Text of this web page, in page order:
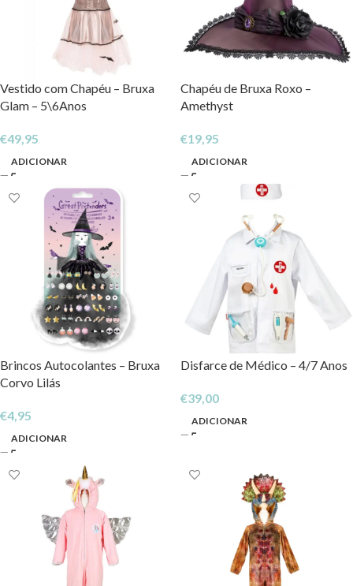
Vestido com Chapéu – Bruxa
Glam – 5\6Anos
€49,95
ADICIONAR
Chapéu de Bruxa Roxo –
Amethyst
€19,95
ADICIONAR
Brincos Autocolantes – Bruxa
Corvo Lilás
€4,95
ADICIONAR
Disfarce de Médico – 4/7 Anos
€39,00
ADICIONAR